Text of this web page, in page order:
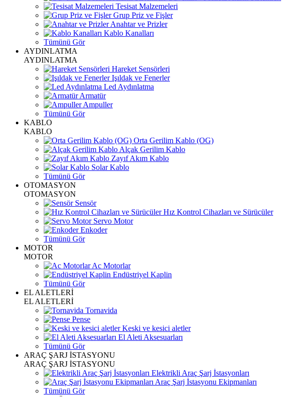
Tesisat Malzemeleri
Grup Priz ve Fişler
Anahtar ve Prizler
Kablo Kanalları
Tümünü Gör
AYDINLATMA
AYDINLATMA
Hareket Sensörleri
Işıldak ve Fenerler
Led Aydınlatma
Armatür
Ampuller
Tümünü Gör
KABLO
KABLO
Orta Gerilim Kablo (OG)
Alçak Gerilim Kablo
Zayıf Akım Kablo
Solar Kablo
Tümünü Gör
OTOMASYON
OTOMASYON
Sensör
Hız Kontrol Cihazları ve Sürücüler
Servo Motor
Enkoder
Tümünü Gör
MOTOR
MOTOR
Ac Motorlar
Endüstriyel Kaplin
Tümünü Gör
EL ALETLERİ
EL ALETLERİ
Tornavida
Pense
Keski ve kesici aletler
El Aleti Aksesuarları
Tümünü Gör
ARAÇ ŞARJ İSTASYONU
ARAÇ ŞARJ İSTASYONU
Elektrikli Araç Şarj İstasyonları
Araç Şarj İstasyonu Ekipmanları
Tümünü Gör